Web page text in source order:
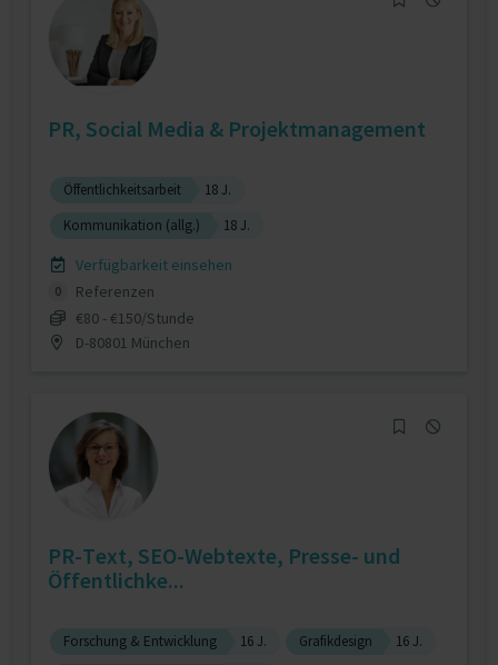
PR, Social Media & Projektmanagement
Öffentlichkeitsarbeit
18 J.
Kommunikation (allg.)
18 J.
Verfügbarkeit einsehen
0
Referenzen
€80 - €150/Stunde
D-80801 München
PR-Text, SEO-Webtexte, Presse- und
Öffentlichke...
Forschung & Entwicklung 16 J. Grafikdesign
16 J.